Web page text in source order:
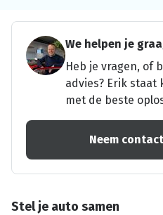
We helpen je
Heb je vragen, of
advies? Erik staat
met de beste
Neem
Stel je auto samen